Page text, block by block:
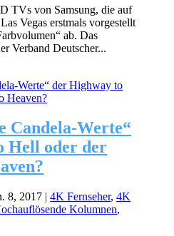
TVs von Samsung, die auf
Vegas erstmals vorgestellt
ab. Das
Verband Deutscher...
Candela-Werte“
Hell oder der
8, 2017 |4K Fernseher,4K
Kolumnen,